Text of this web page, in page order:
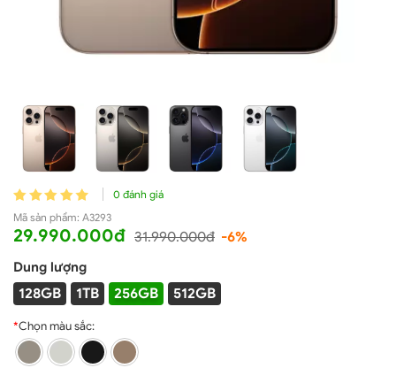
0 đánh giá
Mã sản phẩm: A3293
29.990.000đ 31.990.000đ -6%
Dung lượng
128GB 1TB 256GB 512GB
*Chọn màu sắc: